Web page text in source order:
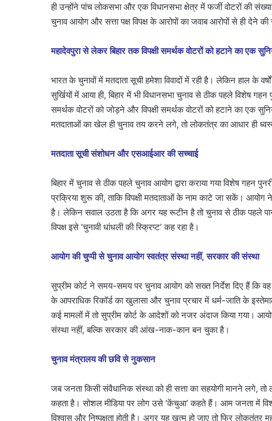
ही उन्होंने पांच लोकसभा और एक विधानसभा क्षेत्र में फर्जी वोटरों की
चुनाव आयोग और सत्ता पक्ष विपक्ष के आरोपों का जवाब आरोपों से ही देने
महादेवपुरा से लेकर बिहार तक विपक्षी समर्थक वोटरों को हटाने का एक
भारत के चुनावों में मतदाता सूची हमेशा विवादों में रही है। लेकिन हाल के
सुर्खियों में आया ही, बिहार में भी विधानसभा चुनाव से ठीक पहले विशेष
समर्थक वोटरों को जोड़ने और विपक्षी समर्थक वोटरों को हटाने का एक
मतदाताओं का खेल ही चुनाव तय करने लगे, तो लोकतंत्र का आधार ही
मतदाता सूची संशोधन और एसआईआर की सच्चाई
बिहार में चुनाव से ठीक पहले चुनाव आयोग द्वारा कराया गया विशेष गहन
प्रक्रिया शुरू की, ताकि विपक्षी मतदाताओं के नाम काटे जा सकें। आयोग
है। लेकिन सवाल उठता है कि अगर यह रूटीन है तो चुनाव से ठीक पहले
विपक्ष इसे ‘चुनावी धांधली की स्क्रिप्ट’ कह रहा है।
आयोग की चुप्पी से चुनाव आयोग स्वतंत्र संस्था नहीं, सरकार की संस्था
सुप्रीम कोर्ट ने समय-समय पर चुनाव आयोग को सख्त निर्देश दिए हैं कि वह
के आपराधिक रिकॉर्ड का खुलासा और चुनाव प्रचार में धर्म-जाति के
कई मामलों में तो सुप्रीम कोर्ट के आदेशों को नजर अंदाज किया गया।
संस्था नहीं, बल्कि सरकार की आंख-नाक-कान बन चुका है।
चुनाव मंत्रालय की छवि से नुकसान
जब जनता किसी संवैधानिक संस्था को ही सत्ता का सहयोगी मानने लगे, तो
कहता है। सोशल मीडिया पर लोग उसे ‘केंचुआ’ कहते हैं। आम जनता में
विश्वास और निष्पक्षता होती है। अगर यह खत्म हो जाए तो फिर